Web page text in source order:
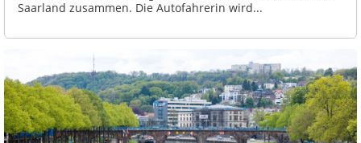
Saarland zusammen. Die Autofahrerin wird...